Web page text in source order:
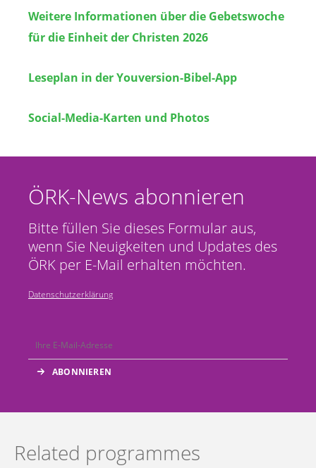
Weitere Informationen über die Gebetswoche
für die Einheit der Christen 2026
Leseplan in der Youversion-Bibel-App
Social-Media-Karten und Photos
ÖRK-News abonnieren
Bitte füllen Sie dieses Formular aus,
wenn Sie Neuigkeiten und Updates des
ÖRK per E-Mail erhalten möchten.
Datenschutzerklärung
Related programmes